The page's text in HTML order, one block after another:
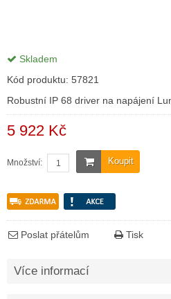
Skladem
Kód produktu: 57821
Robustní IP 68 driver na napájení
5 922 Kč
Koupit
Množství:
Poslat přátelům Tisk
Více informací